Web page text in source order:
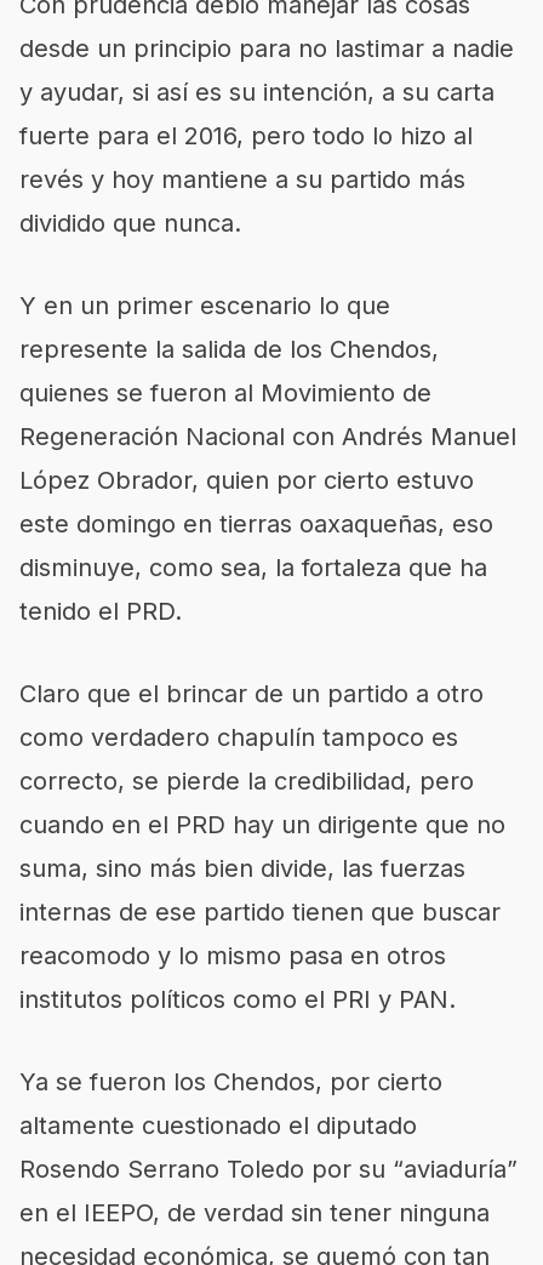
desde un principio para no lastimar a nadie
y ayudar, si así es su intención, a su carta
fuerte para el 2016, pero todo lo hizo al
revés y hoy mantiene a su partido más
dividido que nunca.
Y en un primer escenario lo que
represente la salida de los Chendos,
quienes se fueron al Movimiento de
Regeneración Nacional con Andrés Manuel
López Obrador, quien por cierto estuvo
este domingo en tierras oaxaqueñas, eso
disminuye, como sea, la fortaleza que ha
tenido el PRD.
Claro que el brincar de un partido a otro
como verdadero chapulín tampoco es
correcto, se pierde la credibilidad, pero
cuando en el PRD hay un dirigente que no
suma, sino más bien divide, las fuerzas
internas de ese partido tienen que buscar
reacomodo y lo mismo pasa en otros
institutos políticos como el PRI y PAN.
Ya se fueron los Chendos, por cierto
altamente cuestionado el diputado
Rosendo Serrano Toledo por su “aviaduría”
en el IEEPO, de verdad sin tener ninguna
necesidad económica, se quemó con tan